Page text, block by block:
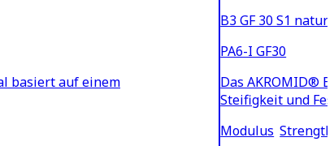
basiert auf einem
B3 GF 30 S1 natur
PA6-I GF30
Das AKROMID®
Steifigkeit und
Modulus Strength